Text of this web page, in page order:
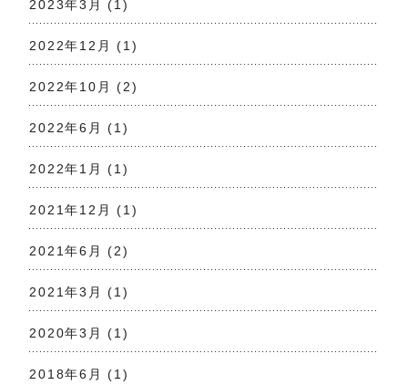
2023年3月 (1)
2022年12月 (1)
2022年10月 (2)
2022年6月 (1)
2022年1月 (1)
2021年12月 (1)
2021年6月 (2)
2021年3月 (1)
2020年3月 (1)
2018年6月 (1)